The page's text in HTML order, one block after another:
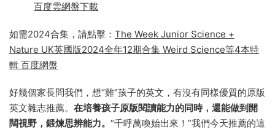
百度雲網盤下載
如需2024合集，請點擊： The Week Junior Science +
Nature UK英國版2024全年12期合集 Weird Science等4本特
輯 百度網盤
好幾個家長問我們，想“雞”孩子的英文，有沒有同樣優質的原版
英文雜志推薦。 在培養孩子原版閱讀能力的同時，還能做到開
闊視野，鍛煉思辨能力。 “千呼萬喚始出來！”我們今天推薦的這